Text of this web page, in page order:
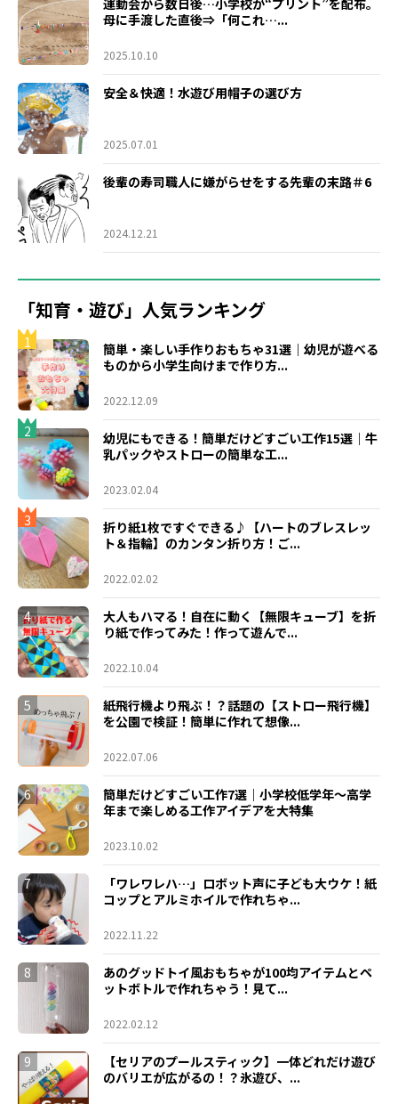
運動会から数日後…小学校が“プリント”を配布。
母に手渡した直後⇒「何これ…...
2025.10.10
安全＆快適！水遊び用帽子の選び方
2025.07.01
後輩の寿司職人に嫌がらせをする先輩の末路＃6
2024.12.21
「知育・遊び」人気ランキング
1
簡単・楽しい手作りおもちゃ31選｜幼児が遊べる
ものから小学生向けまで作り方...
2022.12.09
2
幼児にもできる！簡単だけどすごい工作15選｜牛
乳パックやストローの簡単な工...
2023.02.04
3
折り紙1枚ですぐできる♪【ハートのブレスレッ
ト＆指輪】のカンタン折り方！ご...
2022.02.02
4
大人もハマる！自在に動く【無限キューブ】を折
り紙で作ってみた！作って遊んで...
2022.10.04
5
紙飛行機より飛ぶ！？話題の【ストロー飛行機】
を公園で検証！簡単に作れて想像...
2022.07.06
6
簡単だけどすごい工作7選｜小学校低学年〜高学
年まで楽しめる工作アイデアを大特集
2023.10.02
7
「ワレワレハ…」ロボット声に子ども大ウケ！紙
コップとアルミホイルで作れちゃ...
2022.11.22
8
あのグッドトイ風おもちゃが100均アイテムとペ
ットボトルで作れちゃう！見て...
2022.02.12
9
【セリアのプールスティック】一体どれだけ遊び
のバリエが広がるの！？氷遊び、...